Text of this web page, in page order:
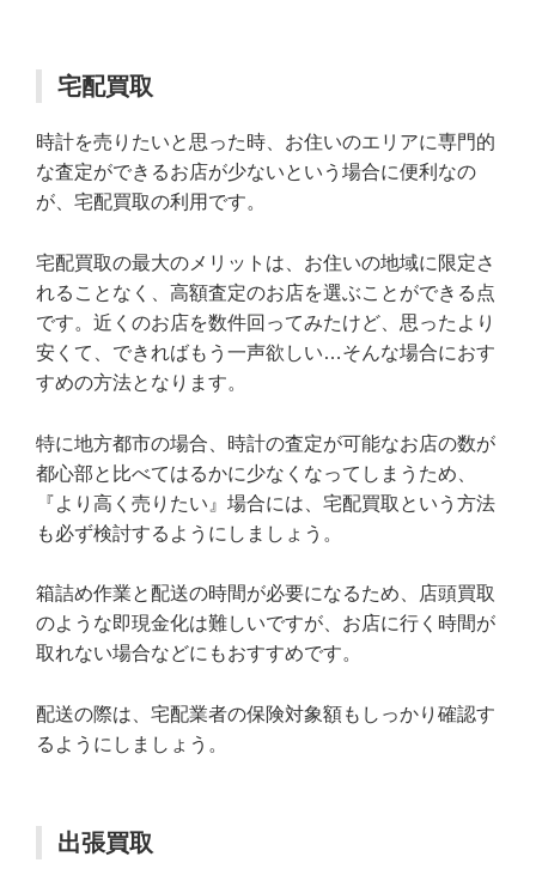
宅配買取
時計を売りたいと思った時、お住いのエリアに専門的
な査定ができるお店が少ないという場合に便利なの
が、宅配買取の利用です。
宅配買取の最大のメリットは、お住いの地域に限定さ
れることなく、高額査定のお店を選ぶことができる点
です。近くのお店を数件回ってみたけど、思ったより
安くて、できればもう一声欲しい…そんな場合におす
すめの方法となります。
特に地方都市の場合、時計の査定が可能なお店の数が
都心部と比べてはるかに少なくなってしまうため、
『より高く売りたい』場合には、宅配買取という方法
も必ず検討するようにしましょう。
箱詰め作業と配送の時間が必要になるため、店頭買取
のような即現金化は難しいですが、お店に行く時間が
取れない場合などにもおすすめです。
配送の際は、宅配業者の保険対象額もしっかり確認す
るようにしましょう。
出張買取